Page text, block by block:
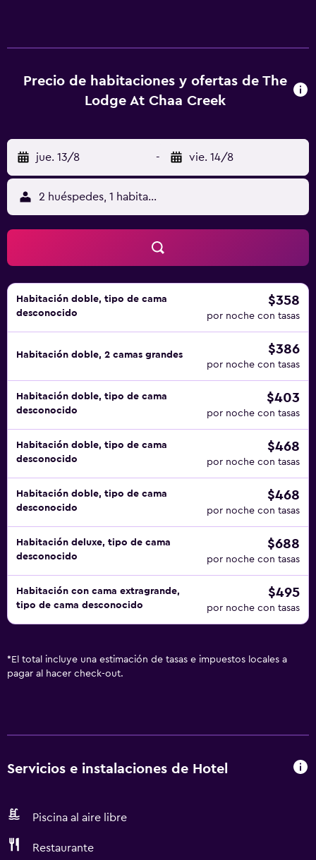
huéspedes pueden navegar por la web gracias a nuestro
acceso a Internet wifi gratis. Los baños están equipados
incluyen cafetera y tetera y ventilador de techo. Es
posible solicitar masajes en la habitación y tabla de
planchar con plancha. Se ofrece servicio nocturno de
descubierta y servicio de limpieza todos los días. En el
alojamiento hay piscina al aire libre, piscina infantil y
bañera de hidromasaje. Se pueden practicar las
actividades de ocio y esparcimiento que se indican más
abajo en las instalaciones o cerca del alojamiento (es
posible que se aplique un recargo).
Precio de habitaciones y ofertas de The
Lodge At Chaa Creek
jue. 13/8 - vie. 14/8
2 huéspedes, 1 habitación
Habitación doble, tipo de cama
desconocido
$358
por noche con tasas
Habitación doble, 2 camas grandes $386
por noche con tasas
Habitación doble, tipo de cama
desconocido
$403
por noche con tasas
Habitación doble, tipo de cama
desconocido
$468
por noche con tasas
Habitación doble, tipo de cama
desconocido
$468
por noche con tasas
Habitación deluxe, tipo de cama
desconocido
$688
por noche con tasas
Habitación con cama extragrande,
tipo de cama desconocido
$495
por noche con tasas
* El total incluye una estimación de tasas e impuestos locales a
pagar al hacer check-out.
Servicios e instalaciones de Hotel
Piscina al aire libre
Restaurante